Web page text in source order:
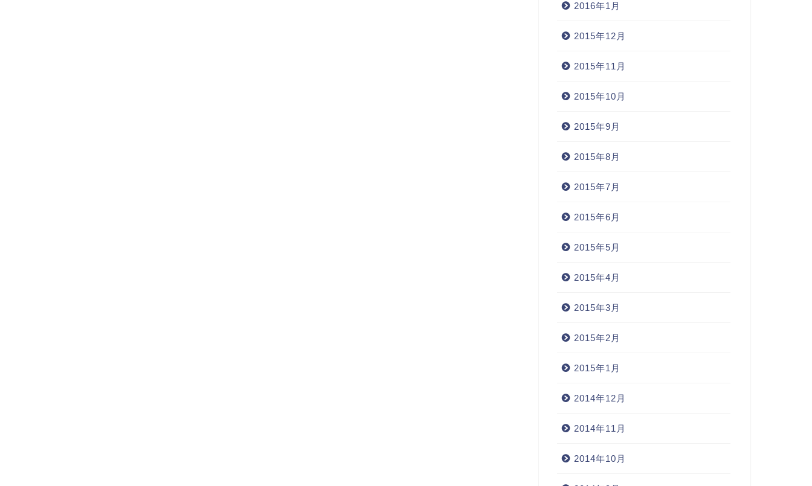
2016年1月
2015年12月
2015年11月
2015年10月
2015年9月
2015年8月
2015年7月
2015年6月
2015年5月
2015年4月
2015年3月
2015年2月
2015年1月
2014年12月
2014年11月
2014年10月